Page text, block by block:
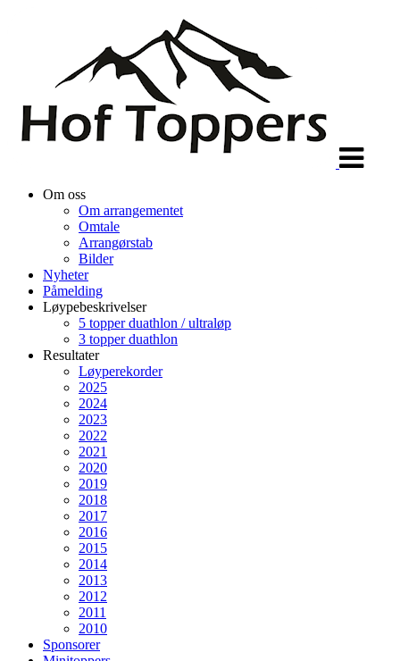
Om oss
Om arrangementet
Omtale
Arrangørstab
Bilder
Nyheter
Påmelding
Løypebeskrivelser
5 topper duathlon / ultraløp
3 topper duathlon
Resultater
Løyperekorder
2025
2024
2023
2022
2021
2020
2019
2018
2017
2016
2015
2014
2013
2012
2011
2010
Sponsorer